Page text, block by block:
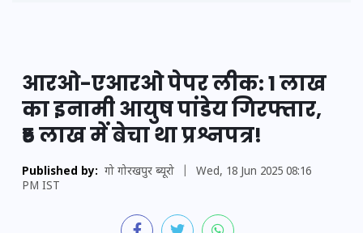
आरओ-एआरओ पेपर लीक: 1 लाख
का इनामी आयुष पांडेय गिरफ्तार,
₹5 लाख में बेचा था प्रश्नपत्र!
Published by: गो गोरखपुर ब्यूरो
Wed, 18 Jun 2025 08:16
PM IST